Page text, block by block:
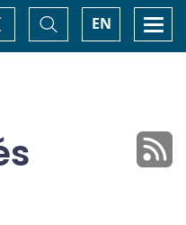
EN
Basculer
la
recherche